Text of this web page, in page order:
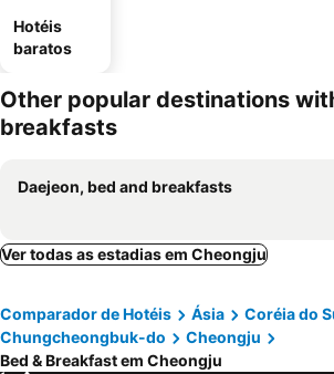
Hotéis
baratos
Other popular destinations
breakfasts
Daejeon, bed and breakfasts
Ver todas as estadias em Cheongju
Comparador de Hotéis Ásia
Coréia do
Chungcheongbuk-do
Cheongju
Bed & Breakfast em Cheongju